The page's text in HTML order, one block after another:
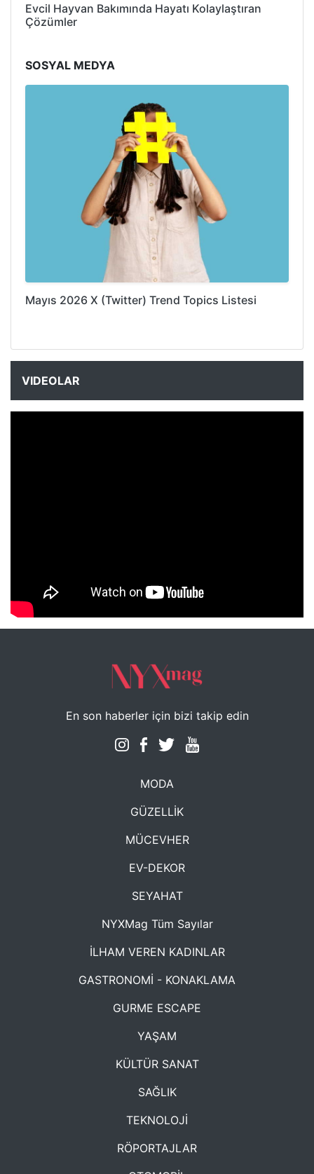
Evcil Hayvan Bakımında Hayatı Kolaylaştıran
Çözümler
SOSYAL MEDYA
Mayıs 2026 X (Twitter) Trend Topics Listesi
VIDEOLAR
NYXmag 2. Yaş Kutlama Etkinliği
En son haberler için bizi takip edin
MODA
GÜZELLİK
MÜCEVHER
EV-DEKOR
SEYAHAT
NYXMag Tüm Sayılar
İLHAM VEREN KADINLAR
GASTRONOMİ - KONAKLAMA
GURME ESCAPE
YAŞAM
KÜLTÜR SANAT
SAĞLIK
TEKNOLOJİ
RÖPORTAJLAR